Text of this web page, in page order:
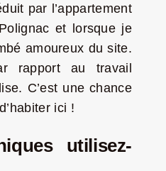
par l’appartement
et lorsque je
amoureux du site.
rapport au travail
C’est une chance
ici !
utilisez-